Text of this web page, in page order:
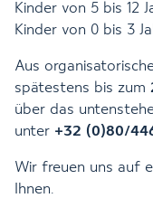
Kinder von 5 bis 12
Kinder von 0 bis 3
Aus
spätestens bis zum
über das
unter +32 (0)80/
Wir freuen uns auf
Ihnen.